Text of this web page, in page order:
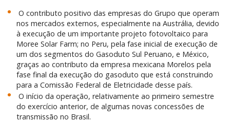
O contributo positivo das empresas do Grupo que operam
nos mercados externos, especialmente na Austrália, devido
à execução de um importante projeto fotovoltaico para
Moree Solar Farm; no Peru, pela fase inicial de execução de
um dos segmentos do Gasoduto Sul Peruano, e México,
graças ao contributo da empresa mexicana Morelos pela
fase final da execução do gasoduto que está construindo
para a Comissão Federal de Eletricidade desse país.
O início da operação, relativamente ao primeiro semestre
do exercício anterior, de algumas novas concessões de
transmissão no Brasil.